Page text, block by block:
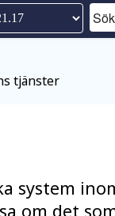
Version 21.17
Sök
tjänster
system
om det